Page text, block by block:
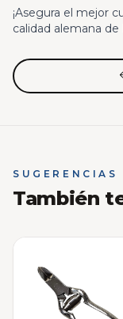
¡Asegura el mejor
calidad alemana de
SUGERENCIAS
También